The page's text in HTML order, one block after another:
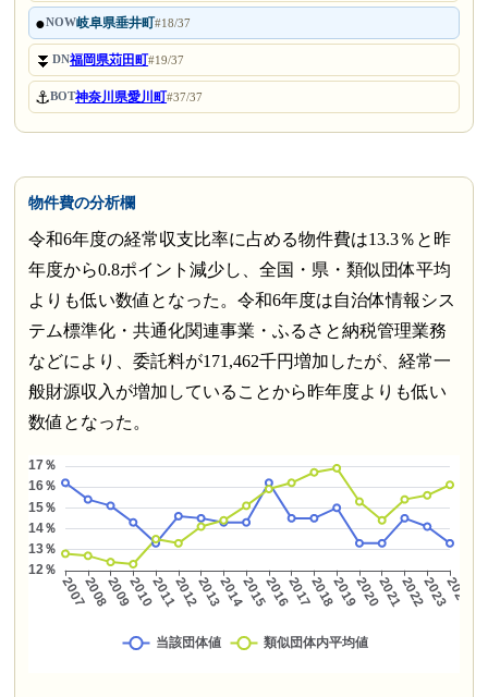
●NOW岐阜県垂井町#18/37
⏬DN福岡県苅田町#19/37
⚓BOT神奈川県愛川町#37/37
物件費の分析欄
令和6年度の経常収支比率に占める物件費は13.3％と昨
年度から0.8ポイント減少し、全国・県・類似団体平均
よりも低い数値となった。令和6年度は自治体情報シス
テム標準化・共通化関連事業・ふるさと納税管理業務
などにより、委託料が171,462千円増加したが、経常一
般財源収入が増加していることから昨年度よりも低い
数値となった。